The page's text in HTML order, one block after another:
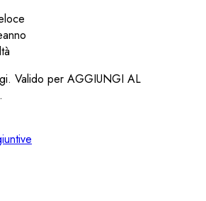
Valido per AGGIUNGI AL